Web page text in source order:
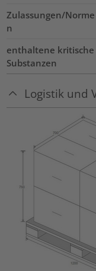
Zulassungen/Norme
n
enthaltene kritische
Substanzen
Logistik und